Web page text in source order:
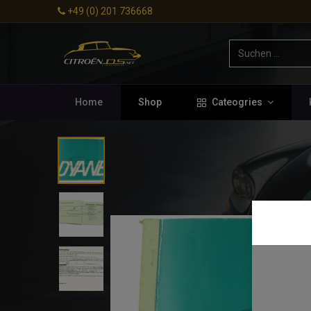
+49 (0) 201 736668
Home Shop Cateogries